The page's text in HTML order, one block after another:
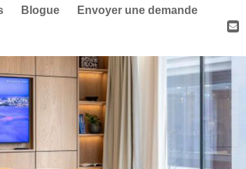
Blogue Envoyer une demande